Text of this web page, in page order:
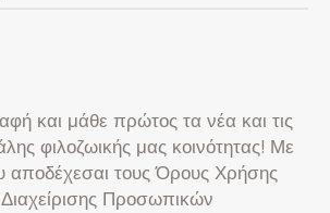
και μάθε πρώτος τα νέα και τις
φιλοζωικής μας κοινότητας! Με
αποδέχεσαι τους Όρους Χρήσης
Διαχείρισης Προσωπικών